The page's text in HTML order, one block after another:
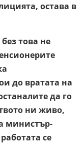
остава в
това не
до вратата на
да го
ни живо,
министър-
се